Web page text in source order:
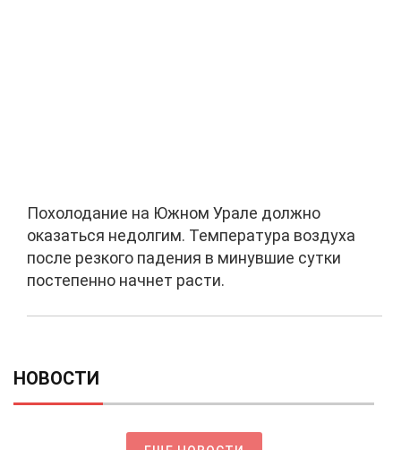
Похолодание на Южном Урале должно
оказаться недолгим. Температура воздуха
после резкого падения в минувшие сутки
постепенно начнет расти.
НОВОСТИ